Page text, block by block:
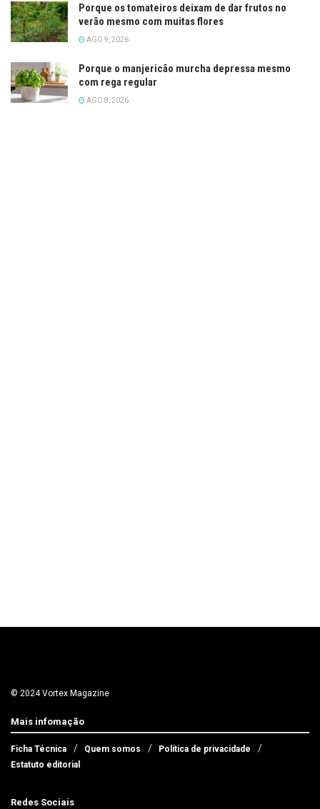
Porque os tomateiros deixam de dar frutos no
verão mesmo com muitas flores
AGO 9, 2026
Porque o manjericão murcha depressa mesmo
com rega regular
AGO 8, 2026
© 2024 Vortex Magazine
Mais infomação
Ficha Técnica Quem somos
Política de privacidade
Estatuto editorial
Redes Sociais